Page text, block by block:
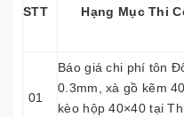
STT Hạng Mục Thi
01
Báo giá chi phí tôn
0.3mm, xà gồ kẽm
kèo hộp 40×40 tại